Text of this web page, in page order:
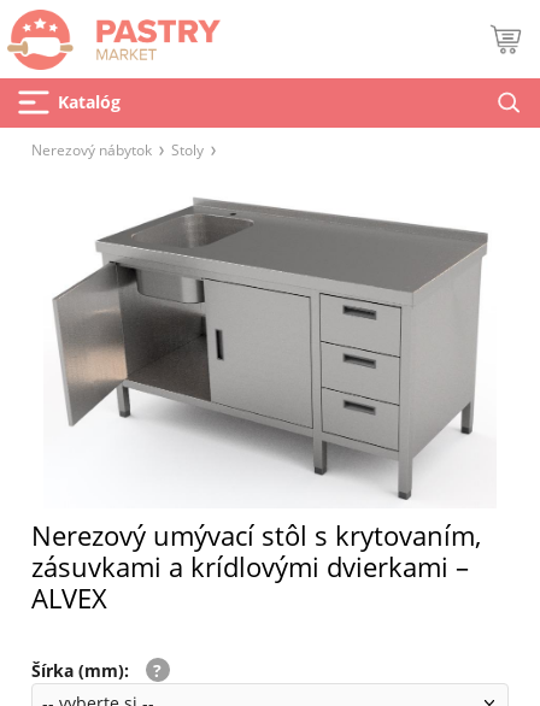
Katalóg
Nerezový nábytok Stoly
Nerezový umývací stôl s krytovaním,
zásuvkami a krídlovými dvierkami –
ALVEX
Šírka (mm):